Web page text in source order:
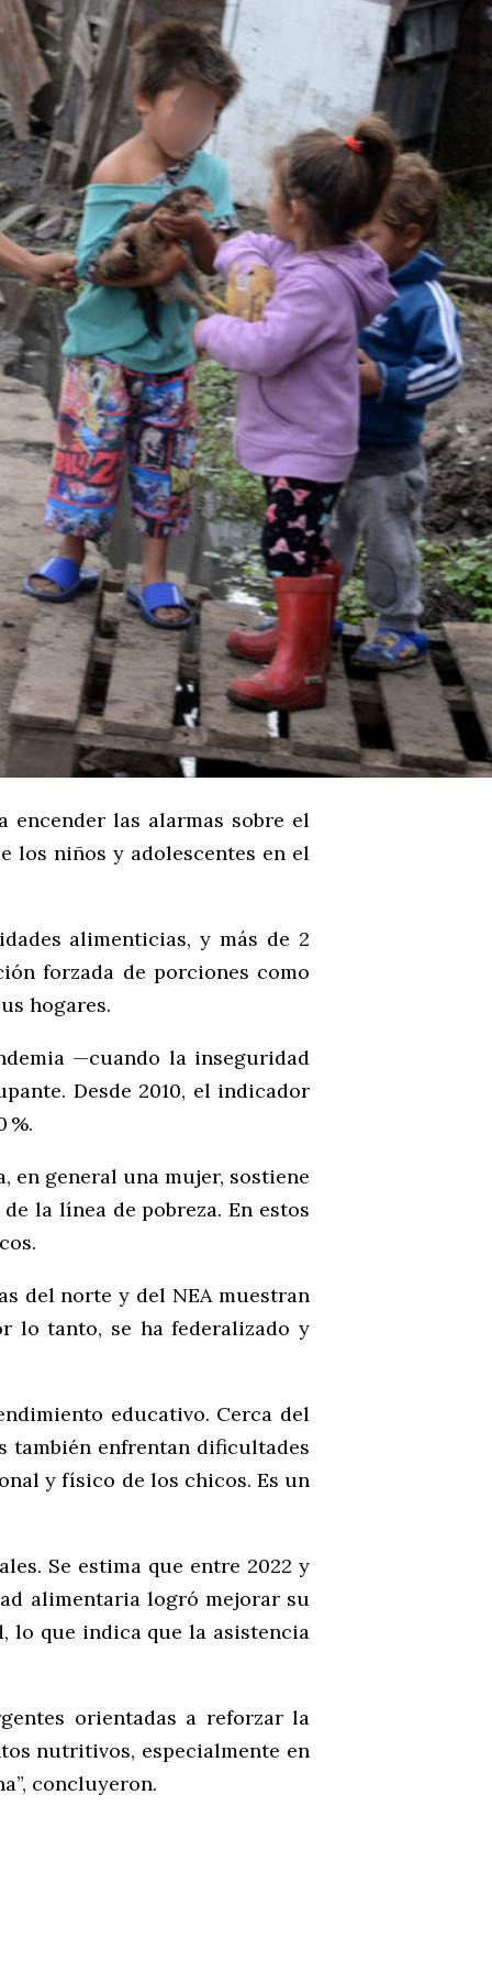
encender las alarmas sobre el
los niños y adolescentes en el
alimenticias, y más de 2
forzada de porciones como
hogares.
—cuando la inseguridad
Desde 2010, el indicador
%.
en general una mujer, sostiene
la línea de pobreza. En estos
del norte y del NEA muestran
lo tanto, se ha federalizado y
educativo. Cerca del
también enfrentan dificultades
y físico de los chicos. Es un
Se estima que entre 2022 y
alimentaria logró mejorar su
lo que indica que la asistencia
orientadas a reforzar la
nutritivos, especialmente en
concluyeron.